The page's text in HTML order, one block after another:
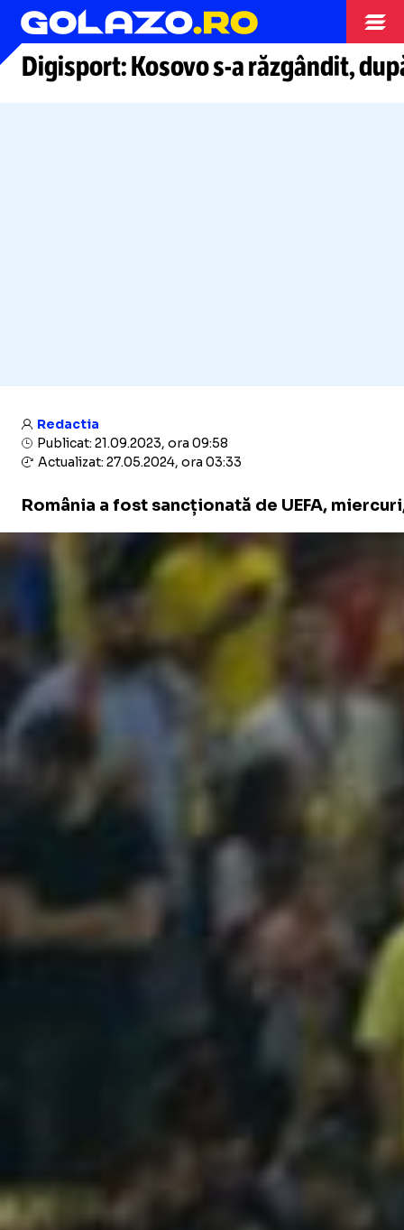
Arhiva fotbal
Digisport: Kosovos-arăzgândit,
Redactia
Publicat: 21.09.2023, ora 09:58
Actualizat: 27.05.2024, ora 03:33
România a fost sancționată de UEFA,